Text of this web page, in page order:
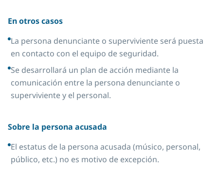
En otros casos
La persona denunciante o superviviente será puesta
en contacto con el equipo de seguridad.
Se desarrollará un plan de acción mediante la
comunicación entre la persona denunciante o
superviviente y el personal.
Sobre la persona acusada
El estatus de la persona acusada (músico, personal,
público, etc.) no es motivo de excepción.